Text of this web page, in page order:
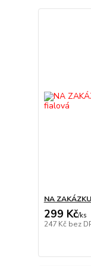
NA
299 Kč/ks
247 Kč bez